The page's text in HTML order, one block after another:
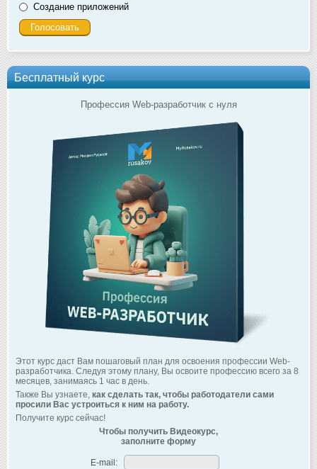
Создание приложений
Бесплатный курс
Профессия Web-разработчик с нуля
Этот курс даст Вам пошаговый план для освоения профессии Web-
разработчика. Следуя этому плану, Вы освоите профессию всего за 8
месяцев, занимаясь 1 час в день.
Также Вы узнаете, как сделать так, чтобы работодатели сами
просили Вас устроиться к ним на работу.
Получите курс сейчас!
Чтобы получить Видеокурс,
заполните форму
E-mail: